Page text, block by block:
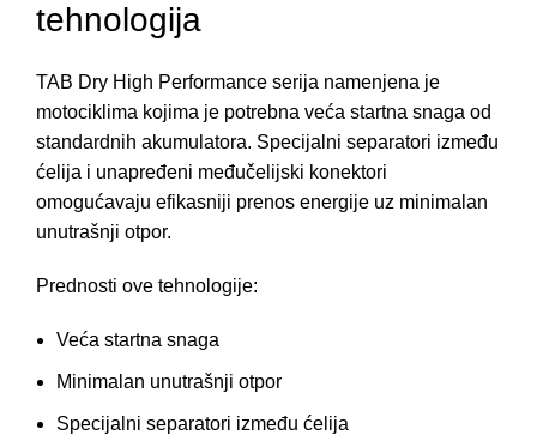
tehnologija
TAB Dry High Performance serija namenjena je
motociklima kojima je potrebna veća startna snaga od
standardnih akumulatora. Specijalni separatori između
ćelija i unapređeni međučelijski konektori
omogućavaju efikasniji prenos energije uz minimalan
unutrašnji otpor.
Prednosti ove tehnologije:
Veća startna snaga
Minimalan unutrašnji otpor
Specijalni separatori između ćelija